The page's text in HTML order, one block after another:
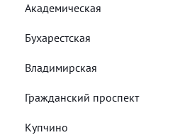
Академическая
Бухарестская
Владимирская
Гражданский проспект
Купчино